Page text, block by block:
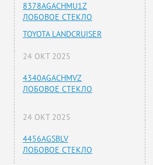
8378AGACHMU1Z
ЛОБОВОЕ СТЕКЛО
TOYOTA LANDCRUISER
24 ОКТ 2025
4340AGACHMVZ
ЛОБОВОЕ СТЕКЛО
24 ОКТ 2025
4456AGSBLV
ЛОБОВОЕ СТЕКЛО